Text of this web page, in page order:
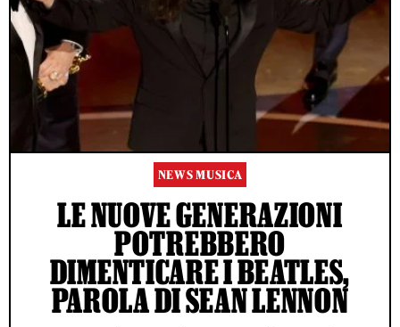
NEWS MUSICA
LE NUOVE GENERAZIONI
POTREBBERO
DIMENTICARE I BEATLES,
PAROLA DI SEAN LENNON